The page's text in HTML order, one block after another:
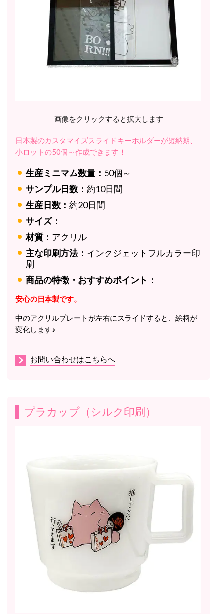
画像をクリックすると拡大します
日本製のカスタマイズスライドキーホルダーが短納期、
小ロットの50個～作成できます！
生産ミニマム数量： 50個～
サンプル日数： 約10日間
生産日数： 約20日間
サイズ：
材質： アクリル
主な印刷方法： インクジェットフルカラー印
刷
商品の特徴・おすすめポイント：
安心の日本製です。
中のアクリルプレートが左右にスライドすると、絵柄が
変化します♪
お問い合わせはこちらへ
プラカップ（シルク印刷）